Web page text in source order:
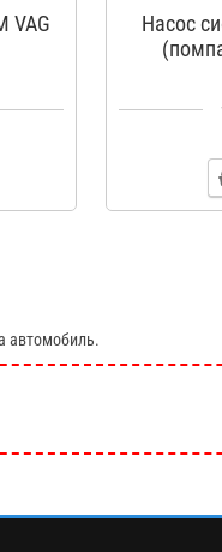
VAG
Насос
автомобиль.